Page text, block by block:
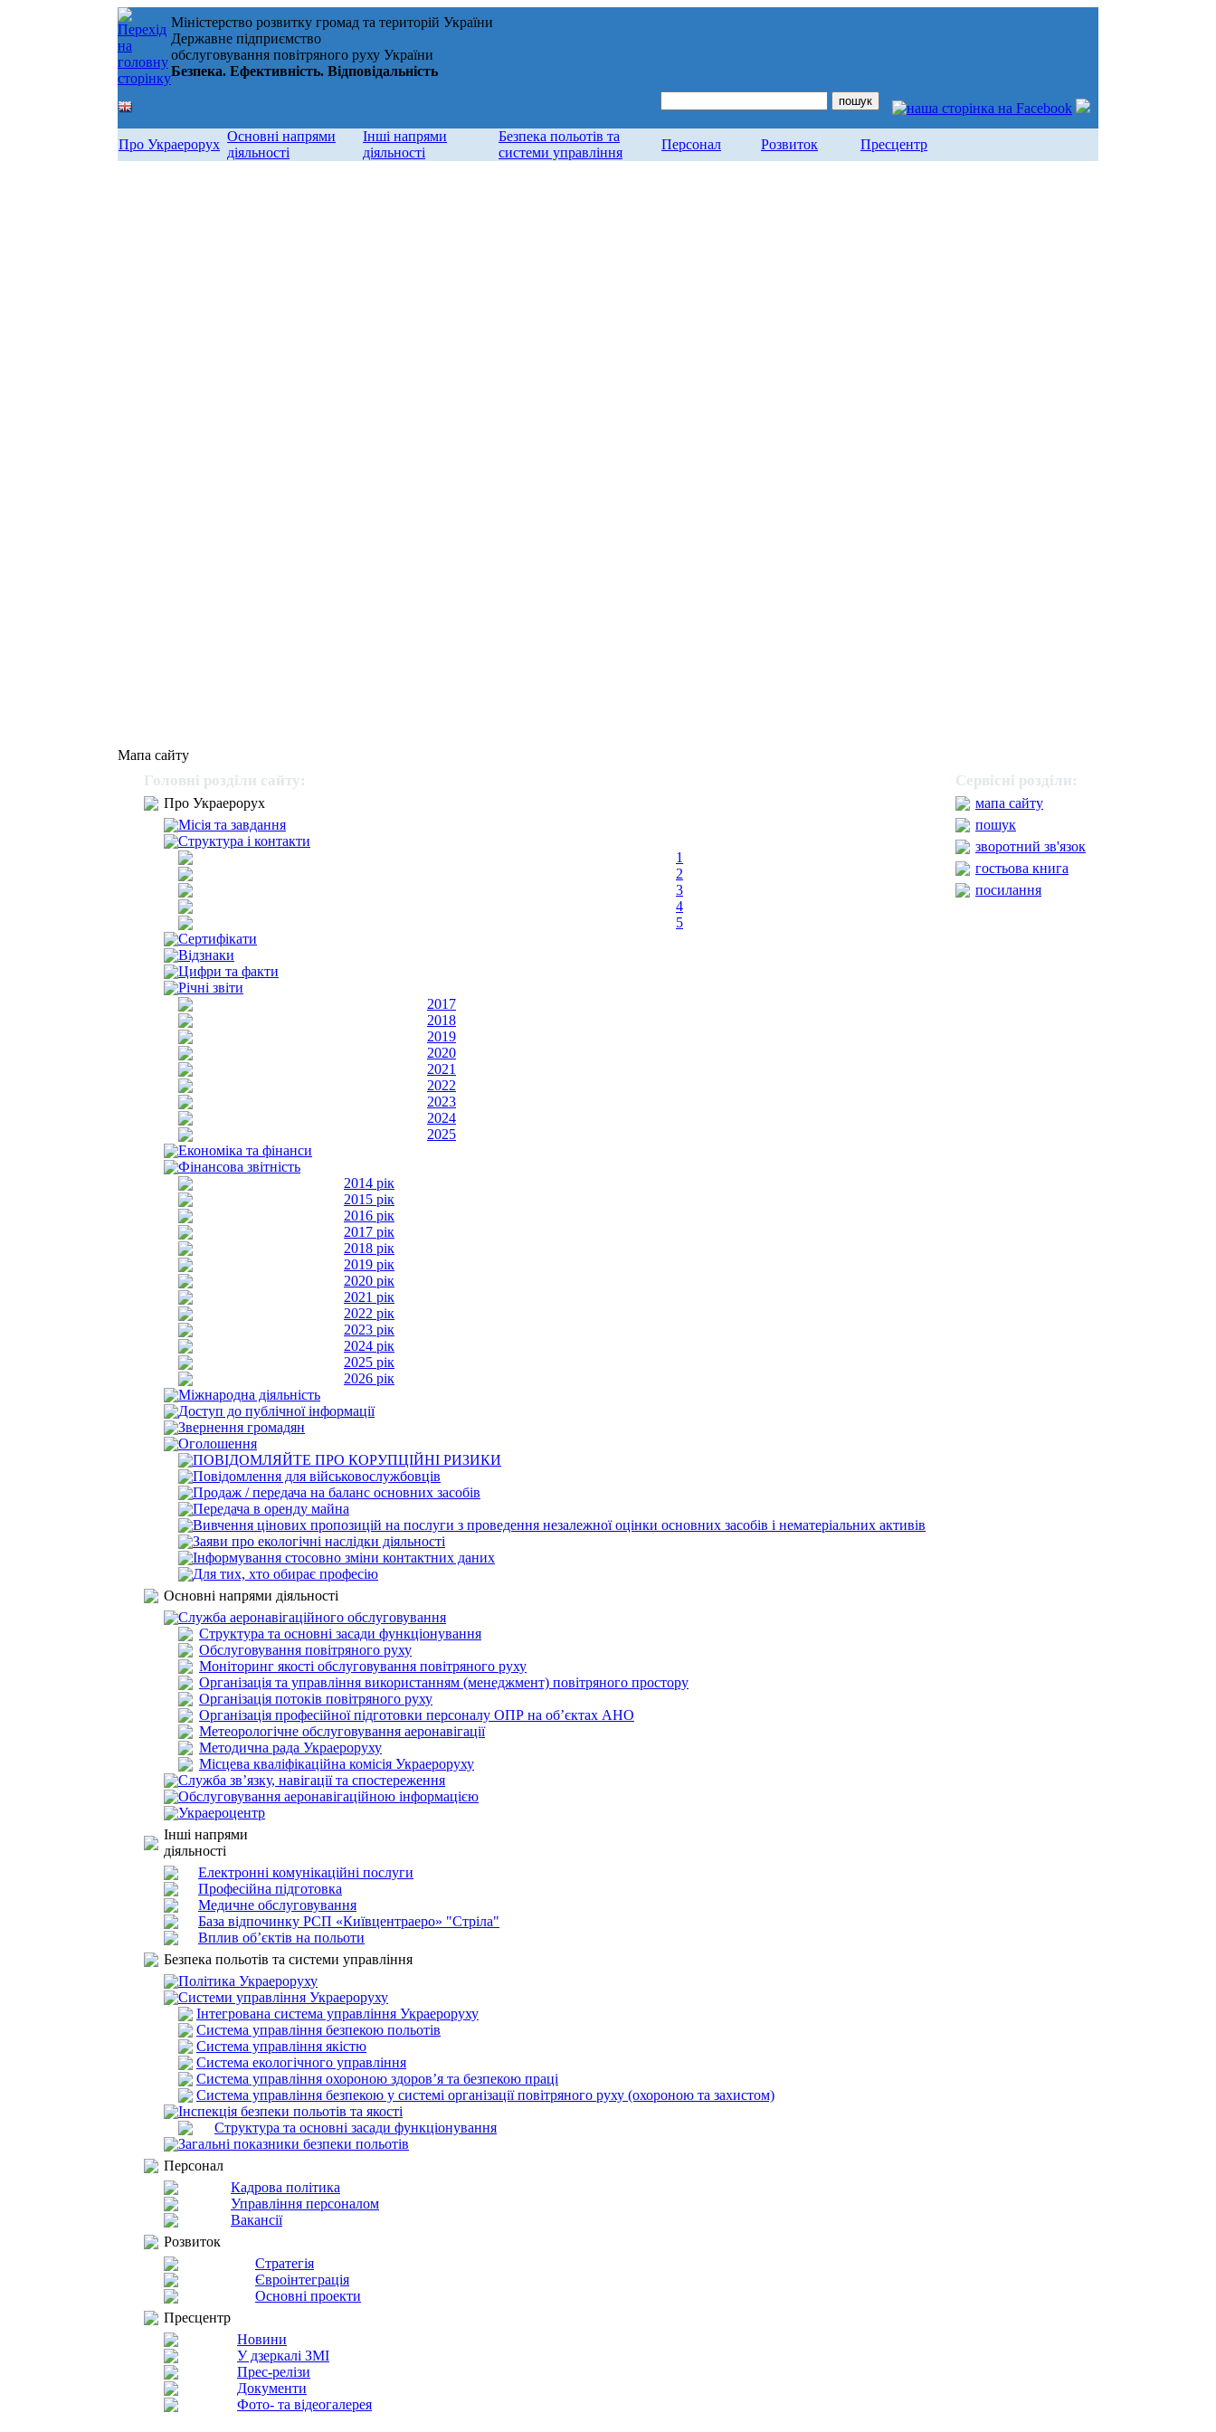
Міністерство розвитку громад та територій України
Державне підприємство
обслуговування повітряного руху України
Безпека. Ефективність. Відповідальність
Про Украерорух
Основні напрями
діяльності
Інші напрями
діяльності
Безпека польотів та
системи управління
Персонал Розвиток Пресцентр
Мапа сайту
Головні розділи сайту:
Про Украерорух
Місія та завдання
Структура і контакти
1
2
3
4
5
Сертифікати
Відзнаки
Цифри та факти
Річні звіти
2017
2018
2019
2020
2021
2022
2023
2024
2025
Економіка та фінанси
Фінансова звітність
2014 рік
2015 рік
2016 рік
2017 рік
2018 рік
2019 рік
2020 рік
2021 рік
2022 рік
2023 рік
2024 рік
2025 рік
2026 рік
Міжнародна діяльність
Доступ до публічної інформації
Звернення громадян
Оголошення
ПОВІДОМЛЯЙТЕ ПРО КОРУПЦІЙНІ РИЗИКИ
Повідомлення для військовослужбовців
Продаж / передача на баланс основних засобів
Передача в оренду майна
Вивчення цінових пропозицій на послуги з проведення незалежної оцінки основних засобів і нематеріальних активів
Заяви про екологічні наслідки діяльності
Інформування стосовно зміни контактних даних
Для тих, хто обирає професію
Основні напрями діяльності
Служба аеронавігаційного обслуговування
Структура та основні засади функціонування
Обслуговування повітряного руху
Моніторинг якості обслуговування повітряного руху
Організація та управління використанням (менеджмент) повітряного простору
Організація потоків повітряного руху
Організація професійної підготовки персоналу ОПР на об’єктах АНО
Метеорологічне обслуговування аеронавігації
Методична рада Украероруху
Місцева кваліфікаційна комісія Украероруху
Служба зв’язку, навігації та спостереження
Обслуговування аеронавігаційною інформацією
Украероцентр
Інші напрями
діяльності
Електронні комунікаційні послуги
Професійна підготовка
Медичне обслуговування
База відпочинку РСП «Київцентраеро» "Стріла"
Вплив об’єктів на польоти
Безпека польотів та системи управління
Політика Украероруху
Системи управління Украероруху
Інтегрована система управління Украероруху
Система управління безпекою польотів
Система управління якістю
Система екологічного управління
Система управління охороною здоров’я та безпекою праці
Система управління безпекою у системі організації повітряного руху (охороною та захистом)
Інспекція безпеки польотів та якості
Структура та основні засади функціонування
Загальні показники безпеки польотів
Персонал
Кадрова політика
Управління персоналом
Вакансії
Розвиток
Стратегія
Євроінтеграція
Основні проекти
Пресцентр
Новини
У дзеркалі ЗМІ
Прес-релізи
Документи
Фото- та відеогалерея
Сервісні розділи:
мапа сайту
пошук
зворотний зв'язок
гостьова книга
посилання